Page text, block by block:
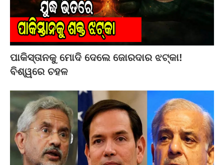
ପାକିସ୍ତାନକୁ ମୋଦି ଦେଲେ ଜୋରଦାର ଝଟ୍‌କା!
ବିଶ୍ୱରେ ଚହଳ